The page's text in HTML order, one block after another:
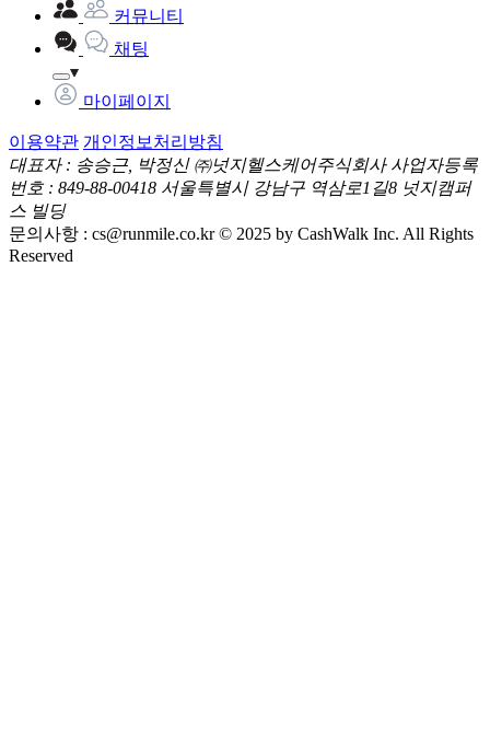
커뮤니티
채팅
마이페이지
이용약관 개인정보처리방침
대표자 : 송승근, 박정신 ㈜넛지헬스케어주식회사 사업자등록
번호 : 849-88-00418 서울특별시 강남구 역삼로1길8 넛지캠퍼
스 빌딩
문의사항 : cs@runmile.co.kr © 2025 by CashWalk Inc. All Rights
Reserved